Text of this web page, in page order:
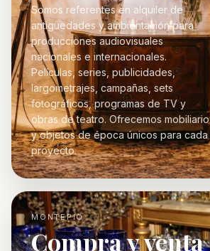
Somos referentes en alquiler de
antigüedades y ambientación para
producciones audiovisuales
nacionales e internacionales.
Películas, series, publicidades,
largometrajes, campañas, sets
fotográficos, programas de TV y
obras de teatro. Ofrecemos mobiliario
y objetos de época únicos para cada
proyecto.
MONTEPIO
Compra y venta